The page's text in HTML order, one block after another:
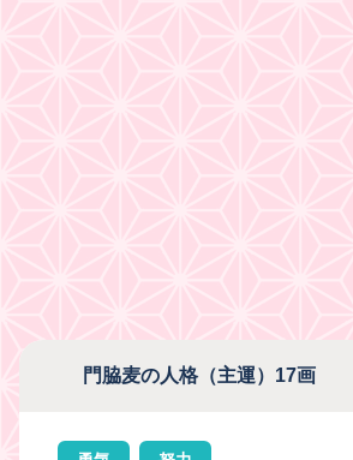
門脇麦の人格（主運）17画